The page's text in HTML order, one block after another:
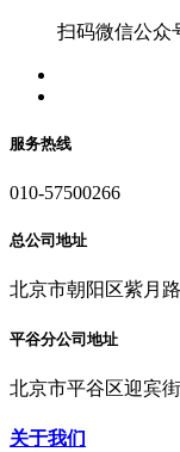
扫码微信公众
服务热线
010-57500266
总公司地址
北京市朝阳区紫月
平谷分公司地址
北京市平谷区迎宾
关于我们